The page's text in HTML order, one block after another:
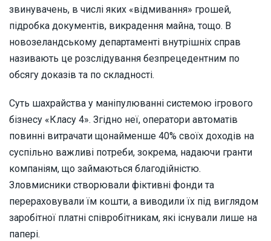
звинувачень, в числі яких «відмивання» грошей,
підробка документів, викрадення майна, тощо. В
новозеландському департаменті внутрішніх справ
називають це розслідування безпрецедентним по
обсягу доказів та по складності.
Суть шахрайства у маніпулюванні системою ігрового
бізнесу «Класу 4». Згідно неї, оператори автоматів
повинні витрачати щонайменше 40% своїх доходів на
суспільно важливі потреби, зокрема, надаючи гранти
компаніям, що займаються благодійністю.
Зловмисники створювали фіктивні фонди та
перераховували їм кошти, а виводили їх під виглядом
заробітної платні співробітникам, які існували лише на
папері.